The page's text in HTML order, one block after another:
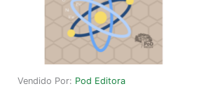
Vendido Por: Pod Editora